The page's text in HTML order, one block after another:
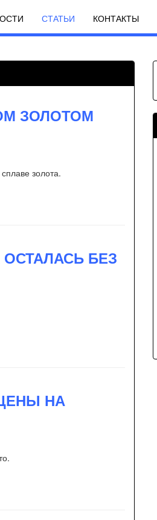
СТАТЬИ КОНТАКТЫ
ЗОЛОТОМ
золота.
БЕЗ
НА